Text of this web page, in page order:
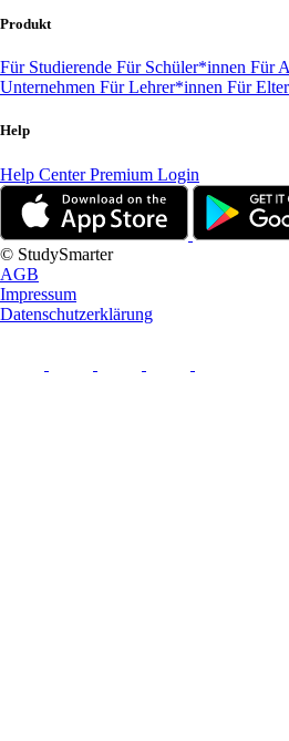
Produkt
Für Studierende Für Schüler*innen Für
Unternehmen Für Lehrer*innen Für
Help
Help CenterPremium Login
© StudySmarter
AGB
Impressum
Datenschutzerklärung